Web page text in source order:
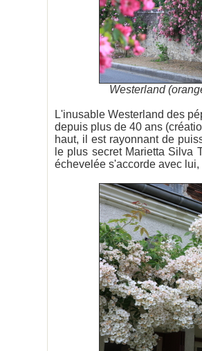
Westerland
L'inusable Westerland des
depuis plus de 40 ans
haut, il est rayonnant de
le plus secret Marietta Silva
échevelée s'accorde avec